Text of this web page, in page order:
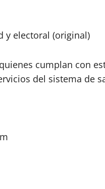
y electoral (original)
cumplan con
del sistema de